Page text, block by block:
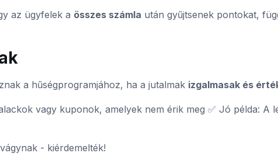
az ügyfelek a összes számla után gyűjtsenek pontokat,
a hűségprogramjához, ha a jutalmak izgalmasak és
vagy kuponok, amelyek nem érik meg ✅ Jó példa: A
- kiérdemelték!